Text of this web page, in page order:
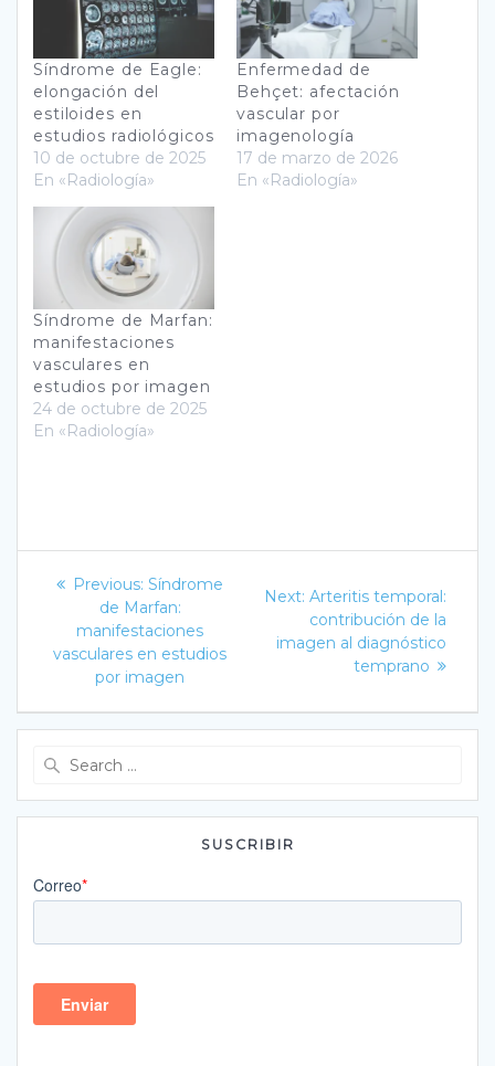
Síndrome de Eagle:
elongación del
estiloides en
estudios radiológicos
10 de octubre de 2025
En «Radiología»
Enfermedad de
Behçet: afectación
vascular por
imagenología
17 de marzo de 2026
En «Radiología»
Síndrome de Marfan:
manifestaciones
vasculares en
estudios por imagen
24 de octubre de 2025
En «Radiología»
Navegación
entradas
Previous: Previous
post:
Síndrome
de Marfan:
manifestaciones
vasculares en estudios
por imagen
Next: Next
post:
Arteritis temporal:
contribución de la
imagen al diagnóstico
temprano
SUSCRIBIR